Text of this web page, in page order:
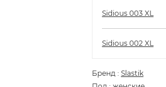
Sidious 003 XL
Sidious 002 XL
Бренд : Slastik